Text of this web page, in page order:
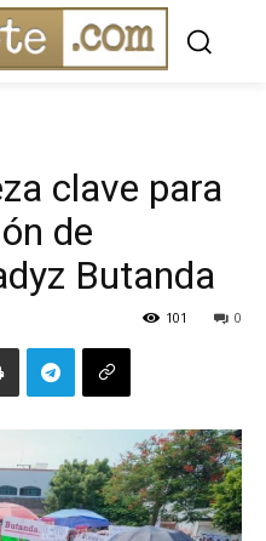
clave para
de
Butanda
0
101